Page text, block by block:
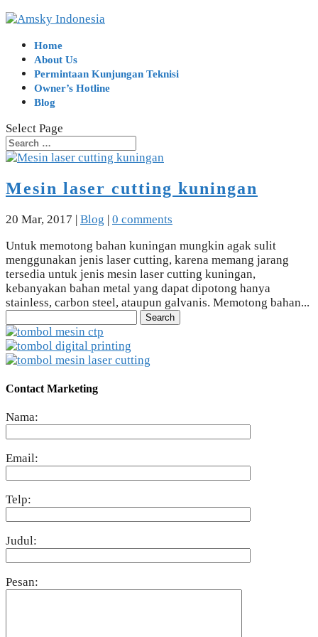
Home
About Us
Permintaan Kunjungan Teknisi
Owner’s Hotline
Blog
Select Page
Mesin laser cutting kuningan
20 Mar, 2017 | Blog | 0 comments
Untuk memotong bahan kuningan mungkin agak sulit
menggunakan jenis laser cutting, karena memang jarang
tersedia untuk jenis mesin laser cutting kuningan,
kebanyakan bahan metal yang dapat dipotong hanya
stainless, carbon steel, ataupun galvanis. Memotong bahan...
for:
Contact Marketing
Nama:
Email:
Telp:
Judul:
Pesan: